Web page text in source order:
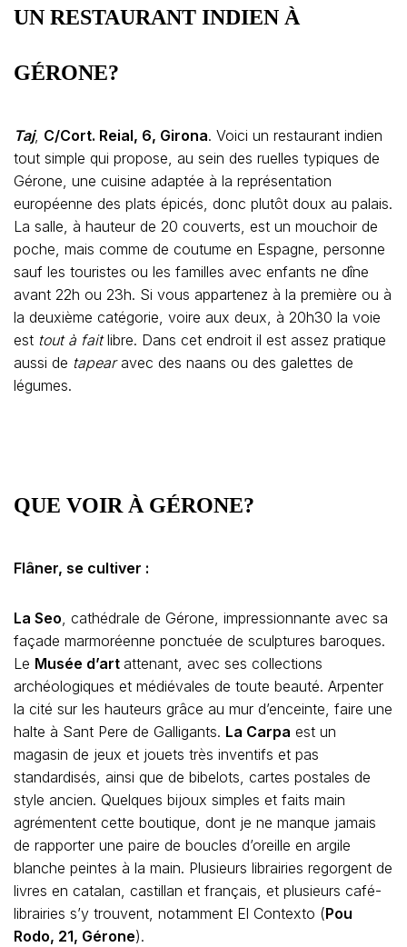
UN RESTAURANT INDIEN À
GÉRONE?
Taj, C/Cort. Reial, 6, Girona. Voici un restaurant indien
tout simple qui propose, au sein des ruelles typiques de
Gérone, une cuisine adaptée à la représentation
européenne des plats épicés, donc plutôt doux au palais.
La salle, à hauteur de 20 couverts, est un mouchoir de
poche, mais comme de coutume en Espagne, personne
sauf les touristes ou les familles avec enfants ne dîne
avant 22h ou 23h. Si vous appartenez à la première ou à
la deuxième catégorie, voire aux deux, à 20h30 la voie
est tout à faitlibre. Dans cet endroit il est assez pratique
aussi de tapearavec des naans ou des galettes de
légumes.
QUE VOIR À GÉRONE?
Flâner, se cultiver :
La Seo, cathédrale de Gérone, impressionnante avec sa
façade marmoréenne ponctuée de sculptures baroques.
Le Musée d’art attenant, avec ses collections
archéologiques et médiévales de toute beauté. Arpenter
la cité sur les hauteurs grâce au mur d’enceinte, faire une
halte à Sant Pere de Galligants. La Carpa est un
magasin de jeux et jouets très inventifs et pas
standardisés, ainsi que de bibelots, cartes postales de
style ancien. Quelques bijoux simples et faits main
agrémentent cette boutique, dont je ne manque jamais
de rapporter une paire de boucles d’oreille en argile
blanche peintes à la main. Plusieurs librairies regorgent de
livres en catalan, castillan et français, et plusieurs café-
librairies s’y trouvent, notamment El Contexto (Pou
Rodo, 21, Gérone).